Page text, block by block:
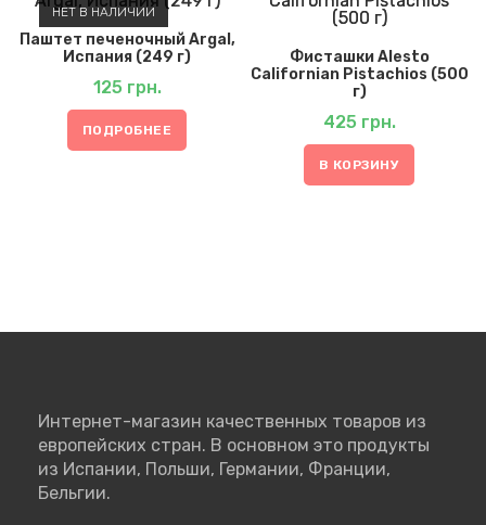
НЕТ В НАЛИЧИИ
Паштет печеночный Argal,
Испания (249 г)
125 грн.
ПОДРОБНЕЕ
Фисташки Alesto
Californian Pistachios (500
г)
425 грн.
В КОРЗИНУ
Интернет-магазин качественных товаров из
европейских стран. В основном это продукты
из Испании, Польши, Германии, Франции,
Бельгии.